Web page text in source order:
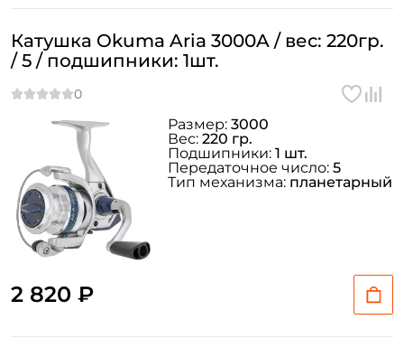
Катушка Okuma Aria 3000A / вес: 220гр.
/ 5 / подшипники: 1шт.
2 820 ₽
Размер: 3000
Вес: 220 гр.
Подшипники: 1 шт.
Передаточное число: 5
Тип механизма: планетарный